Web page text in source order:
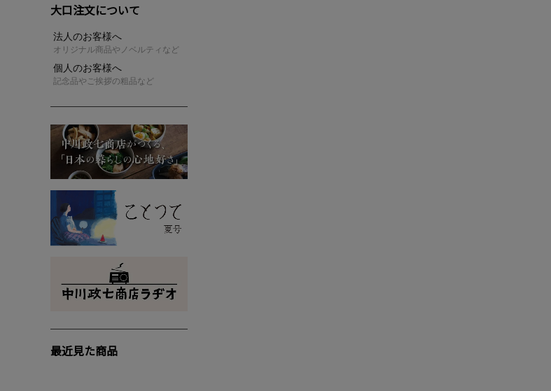
大口注文について
法人のお客様へ
オリジナル商品やノベルティなど
個人のお客様へ
記念品やご挨拶の粗品など
最近見た商品